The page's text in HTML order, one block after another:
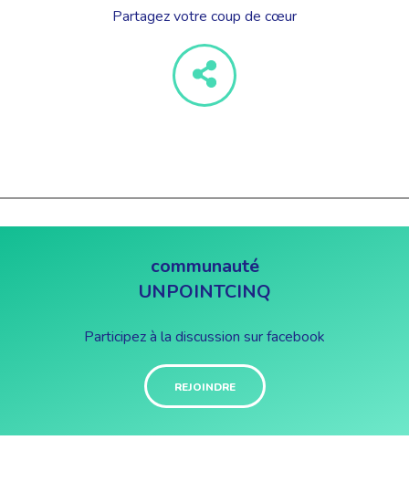
Partagez votre coup de cœur
communauté
UNPOINTCINQ
Participez à la discussion sur facebook
REJOINDRE